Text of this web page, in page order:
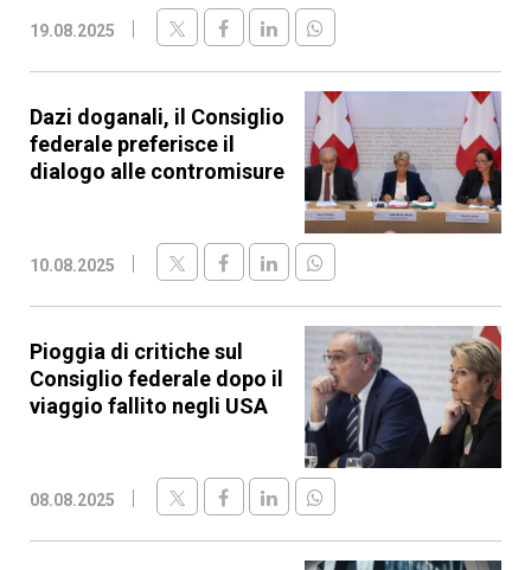
19.08.2025
Dazi doganali, il Consiglio
federale preferisce il
dialogo alle contromisure
10.08.2025
Pioggia di critiche sul
Consiglio federale dopo il
viaggio fallito negli USA
08.08.2025